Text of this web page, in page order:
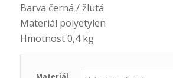
Barva černá / žlutá
Materiál polyetylen
Hmotnost 0,4 kg